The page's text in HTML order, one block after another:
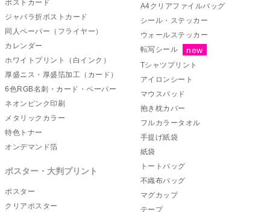
ポストカード
ジャバラ折ポストカード
同人ペーパー（フライヤー）
カレンダー
ホワイトプリント（白インク）
厚盛ニス・厚盛箔加工（カード）
6色RGB名刺・カード・ペーパー
ネオンピンク印刷
メタリックカラー
特色トナー
オンデマンド箔
ポスター・大判プリント
ポスター
クリアポスター
A4クリアファイルバッグ
シール・ステッカー
ウォールステッカー
転写シール
Tシャツプリント
アイロンシート
マウスパッド
抱き枕カバー
フルカラータオル
手提げ紙袋
紙袋
トートバッグ
不織布バッグ
マグカップ
テープ